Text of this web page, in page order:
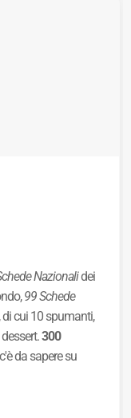
Nazionalidei
99 Schede
cui 10 spumanti,
dessert.300
da sapere su